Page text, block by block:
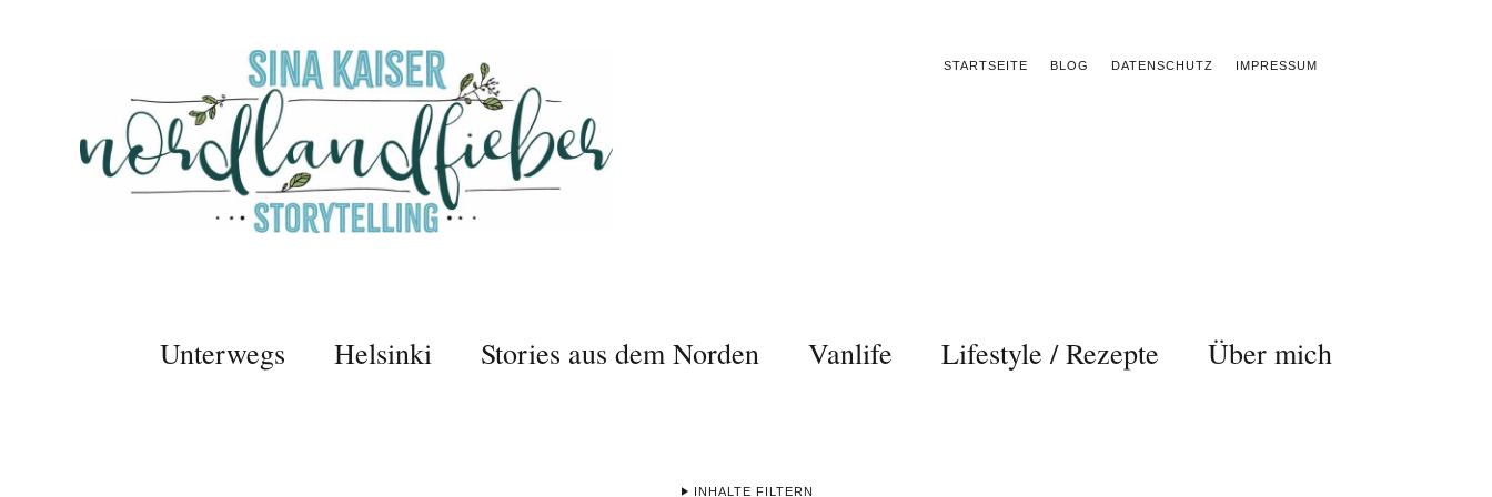
STARTSEITE BLOG DATENSCHUTZ IMPRESSUM
Unterwegs Helsinki Stories aus dem Norden Vanlife Lifestyle / Rezepte Über mich
INHALTE FILTERN